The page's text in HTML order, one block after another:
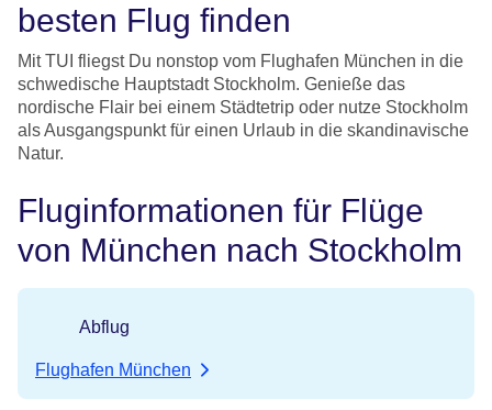
besten Flug finden
Mit TUI fliegst Du nonstop vom Flughafen München in die
schwedische Hauptstadt Stockholm. Genieße das
nordische Flair bei einem Städtetrip oder nutze Stockholm
als Ausgangspunkt für einen Urlaub in die skandinavische
Natur.
Fluginformationen für Flüge
von München nach Stockholm
Abflug
Flughafen München